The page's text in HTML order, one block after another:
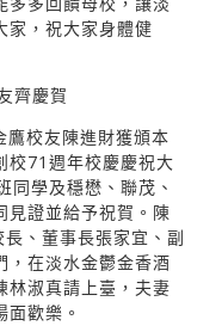
家，祝大家身體健
齊慶賀
鷹校友陳進財獲頒本
校71週年校慶慶祝大
同學及穩懋、聯茂、
見證並給予祝賀。陳
、董事長張家宜、副
，在淡水金鬱金香酒
林淑真請上臺，夫妻
歡樂。